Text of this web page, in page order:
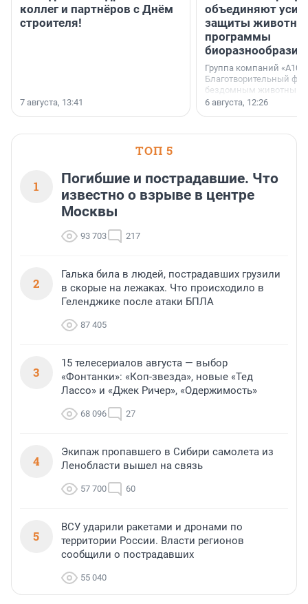
коллег и партнёров с Днём
строителя!
7 августа, 13:41
объединяют
защиты
программы
биоразнообразия
Группа компаний
Благотворительный
бездомным животным
заключили соглашение
6 августа, 12:26
ТОП 5
1
Погибшие и пострадавшие. Что
известно о взрыве в центре
Москвы
93 703 217
2
Галька била в людей, пострадавших грузили
в скорые на лежаках. Что происходило в
Геленджике после атаки БПЛА
87 405
3
15 телесериалов августа — выбор
«Фонтанки»: «Коп-звезда», новые «Тед
Лассо» и «Джек Ричер», «Одержимость»
68 096 27
4
Экипаж пропавшего в Сибири самолета из
Ленобласти вышел на связь
57 700 60
5
ВСУ ударили ракетами и дронами по
территории России. Власти регионов
сообщили о пострадавших
55 040